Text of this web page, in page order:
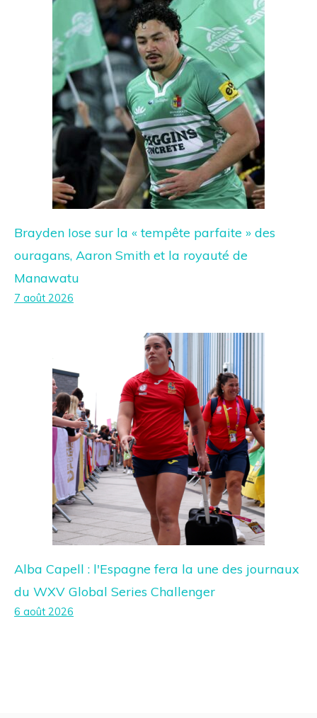
Brayden Iose sur la « tempête parfaite » des
ouragans, Aaron Smith et la royauté de
Manawatu
7 août 2026
Alba Capell : l'Espagne fera la une des journaux
du WXV Global Series Challenger
6 août 2026